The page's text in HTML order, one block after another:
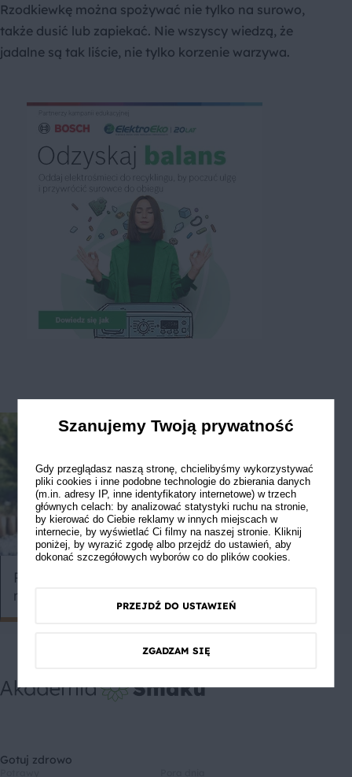
Rzodkiewkę można spożywać nie tylko na surowo,
także dusić lub zapiekać. Nie wszyscy wiedzą, że
jadalne są tak liście, nie tylko korzenie warzywa.
Pomysły na marynaty do mięsa
na grilla
Gotuj zdrowo
Szanujemy Twoją prywatność
Gdy przeglądasz naszą stronę, chcielibyśmy wykorzystywać
pliki cookies i inne podobne technologie do zbierania danych
(m.in. adresy IP, inne identyfikatory internetowe) w trzech
głównych celach: by analizować statystyki ruchu na stronie,
by kierować do Ciebie reklamy w innych miejscach w
internecie, by wyświetlać Ci filmy na naszej stronie. Kliknij
poniżej, by wyrazić zgodę albo przejdź do ustawień, aby
dokonać szczegółowych wyborów co do plików cookies.
PRZEJDŹ DO USTAWIEŃ
ZGADZAM SIĘ